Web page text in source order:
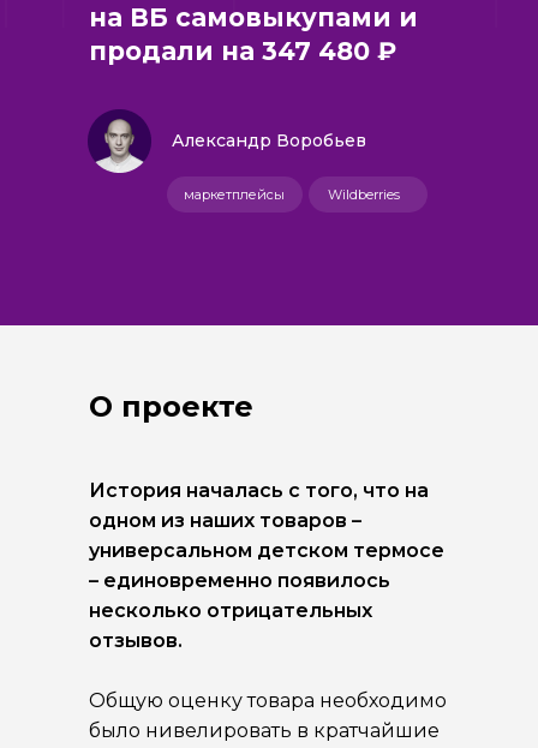
на ВБ самовыкупами и
продали на 347 480 ₽
Александр Воробьев
маркетплейсы Wildberries
О проекте
История началась с того, что на
одном из наших товаров –
универсальном детском термосе
– единовременно появилось
несколько отрицательных
отзывов.
Общую оценку товара необходимо
было нивелировать в кратчайшие